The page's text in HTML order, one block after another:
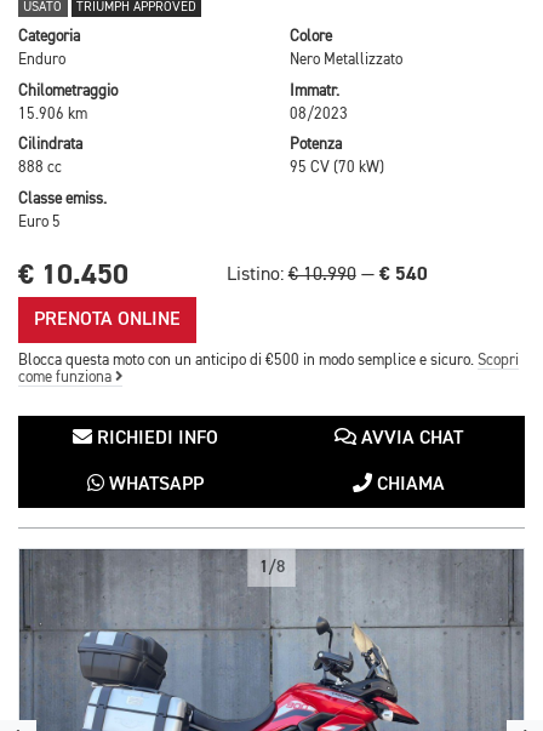
USATO TRIUMPH APPROVED
Categoria
Enduro
Colore
Nero Metallizzato
Chilometraggio
15.906 km
Immatr.
08/2023
Cilindrata
888 cc
Potenza
95 CV (70 kW)
Classe emiss.
Euro 5
€ 10.450 Listino:€ 10.990 — € 540
PRENOTA ONLINE
Blocca questa moto con un anticipo di €500 in modo semplice e sicuro. Scopri
come funziona
RICHIEDI INFO AVVIA CHAT
WHATSAPP CHIAMA
1/8